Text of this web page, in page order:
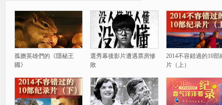
孤膽英雄們的《隱秘王
國》
選秀幕後影片遭遇票房慘
敗
2014不容錯過的10部
片（上）